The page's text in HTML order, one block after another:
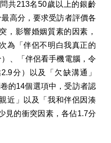
共213名50歲以上的銀齡
高分，要求受訪者評價各
，影響婚姻質素的因素，
為「伴侶不明白我真正的
、「伴侶看手機電腦，令
分）以及「欠缺溝通」
的14個選項中，受訪者認
近」以及「我和伴侶因湊
見的衝突因素，各佔1.7分